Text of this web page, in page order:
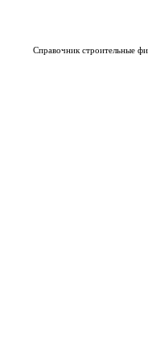
Справочник строительные